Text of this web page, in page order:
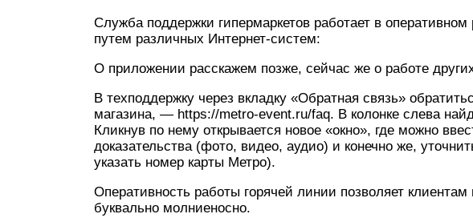
Служба поддержки гипермаркетов работает в
путем различных Интернет-систем:
О приложении расскажем позже, сейчас же о работе
В техподдержку через вкладку «Обратная связь»
магазина, — https://metro-event.ru/faq. В колонке слева
Кликнув по нему открывается новое «окно», где можно
доказательства (фото, видео, аудио) и конечно же,
указать номер карты Метро).
Оперативность работы горячей линии позволяет
буквально молниеносно.